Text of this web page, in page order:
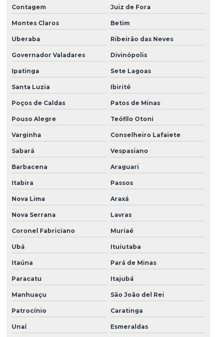
Fornecedor de filtro para poço artesiano
Fornecedor de osmose reversa
Instalação de filtro abrandador
Limpeza química com osmose reversa
Loja de filtro poço artesiano
Melhor filtro para água de poço
Onde comprar filtro abrandador
Onde comprar filtro para ferro e manganês
Orçamento de filtro para água com ferro
Orçamento de sistema abrandador
Orçamento de sistema de filtragem automático
Osmose reversa
Osmose reversa para água contaminada
Osmose reversa para remover impurezas da água
Preço filtro para poço artesiano
Purificador de água para cálcio
Contagem Juiz de Fora
Montes Claros Betim
Uberaba Ribeirão das Neves
Governador Valadares Divinópolis
Ipatinga Sete Lagoas
Santa Luzia Ibirité
Poços de Caldas Patos de Minas
Pouso Alegre Teófilo Otoni
Varginha Conselheiro Lafaiete
Sabará Vespasiano
Barbacena Araguari
Itabira Passos
Nova Lima Araxá
Nova Serrana Lavras
Coronel Fabriciano Muriaé
Ubá Ituiutaba
Itaúna Pará de Minas
Paracatu Itajubá
Manhuaçu São João del Rei
Patrocínio Caratinga
Unaí Esmeraldas